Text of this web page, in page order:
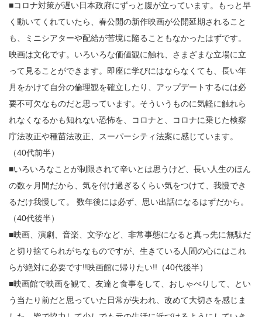
■コロナ対策が遅い日本政府にずっと腹が立っています。もっと早
く動いてくれていたら、春公開の新作映画が公開延期されること
も、ミニシアターや配給が苦境に陥ることもなかったはずです。
映画は文化です。いろいろな価値観に触れ、さまざまな立場に立
って見ることができます。即座に学びにはならなくても、長い年
月をかけて自分の倫理観を確立したり、アップデートするには必
要不可欠なものだと思っています。そういうものに気軽に触れら
れなくなるかも知れない恐怖を、コロナと、コロナに乗じた検察
庁法改正や種苗法改正、スーパーシティ法案に感じています。
（40代前半）
■いろいろなことが制限されて辛いとは思うけど、長い人生のほん
の数ヶ月間だから、気を付け過ぎるくらい気をつけて、我慢でき
るだけ我慢して。 数年後には必ず、思い出話になるはずだから。
（40代後半）
■映画、演劇、音楽、文学など、非常事態になると真っ先に無駄だ
と切り捨てられがちなものですが、生きている人間の心にはこれ
らが絶対に必要です!!映画館に帰りたい!!（40代後半）
■映画館で映画を観て、友達と食事をして、おしゃべりして、とい
う当たり前だと思っていた日常が失われ、改めて大切さを感じま